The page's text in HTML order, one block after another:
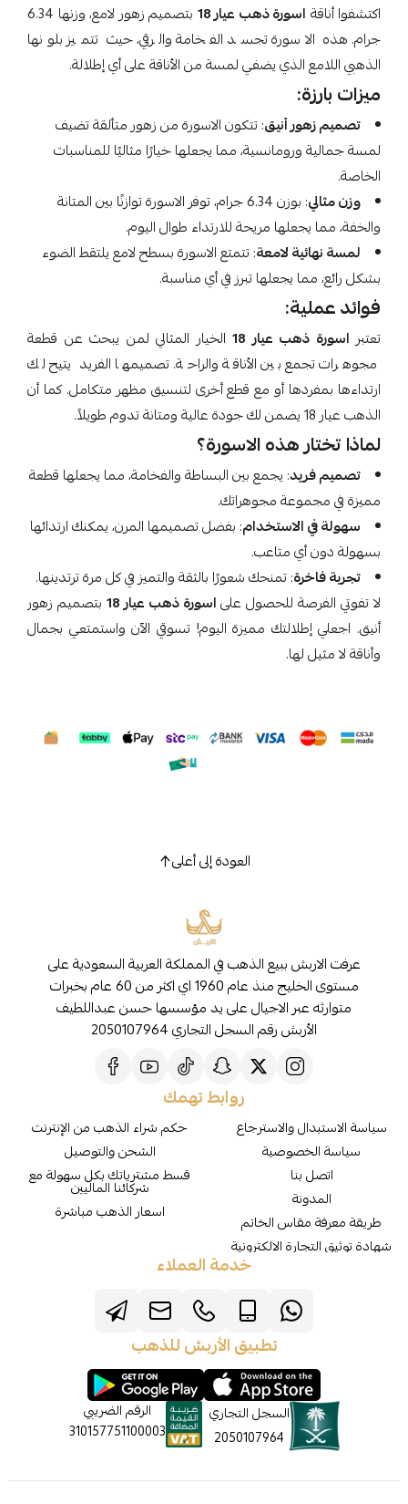
اكتشفوا أناقة اسورة ذهب عيار 18
بتصميم زهور لامع، وزنها 6.34
جرام. هذه الاسورة تجسد الفخامة والرقي، حيث تتميز بلونها
الذهبي اللامع الذي يضفي لمسة من الأناقة على أي إطلالة.
ميزات بارزة:
تصميم زهور أنيق: تتكون الاسورة من زهور متألقة تضيف
لمسة جمالية ورومانسية، مما يجعلها خيارًا مثاليًا للمناسبات
الخاصة.
وزن مثالي
: بوزن 6.34 جرام، توفر الاسورة توازنًا بين المتانة
والخفة، مما يجعلها مريحة للارتداء طوال اليوم.
لمسة نهائية لامعة: تتمتع الاسورة بسطح لامع يلتقط الضوء
بشكل رائع، مما يجعلها تبرز في أي مناسبة.
فوائد عملية:
تعتبر اسورة ذهب عيار 18
الخيار المثالي لمن يبحث عن قطعة
مجوهرات تجمع بين الأناقة والراحة. تصميمها الفريد يتيح لك
ارتداءها بمفردها أو مع قطع أخرى لتنسيق مظهر متكامل. كما أن
الذهب عيار 18 يضمن لك جودة عالية ومتانة تدوم طويلاً.
لماذا تختار هذه الاسورة؟
تصميم فريد: يجمع بين البساطة والفخامة، مما يجعلها قطعة
مميزة في مجموعة مجوهراتك.
سهولة في الاستخدام: بفضل تصميمها المرن، يمكنك ارتدائها
بسهولة دون أي متاعب.
تجربة فاخرة: تمنحك شعورًا بالثقة والتميز في كل مرة ترتدينها.
لا تفوتي الفرصة للحصول علىاسورة ذهب عيار 18
بتصميم زهور
أنيق. اجعلي إطلالتك مميزة اليوم! تسوقي الآن واستمتعي بجمال
وأناقة لا مثيل لها.
العودة إلى أعلى
عرفت الاربش ببيع الذهب في المملكة العربية السعودية على
مستوى الخليج منذ عام 1960 اي اكثر من 60 عام بخبرات
متوارثه عبر الاجيال على يد مؤسسها حسن عبداللطيف
الأربش رقم السجل التجاري 2050107964
روابط تهمك
سياسة الاستبدال والاسترجاع
سياسة الخصوصية
اتصل بنا
المدونة
طريقة معرفة مقاس الخاتم
شهادة توثيق التجارة الالكترونية
حكم شراء الذهب من الإنترنت
الشحن والتوصيل
قسط مشترياتك بكل سهولة مع
شركائنا الماليين
اسعار الذهب مباشرة
خدمة العملاء
تطبيق الأربش للذهب
السجل التجاري
2050107964
الرقم الضريبي
310157751100003